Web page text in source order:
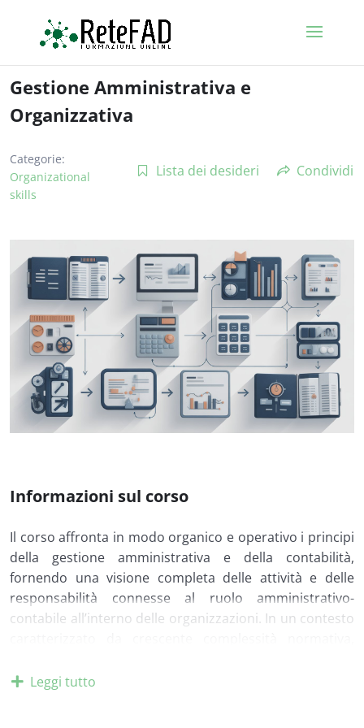
Gestione Amministrativa e
Organizzativa
Categorie:
Organizational
skills
Lista dei desideri Condividi
Informazioni sul corso
Il corso affronta in modo organico e operativo i principi
della gestione amministrativa e della contabilità,
fornendo una visione completa delle attività e delle
responsabilità connesse al ruolo amministrativo-
contabile all’interno delle organizzazioni. In un contesto
economico-finanziario, la funzione amministrativa
Leggi tutto